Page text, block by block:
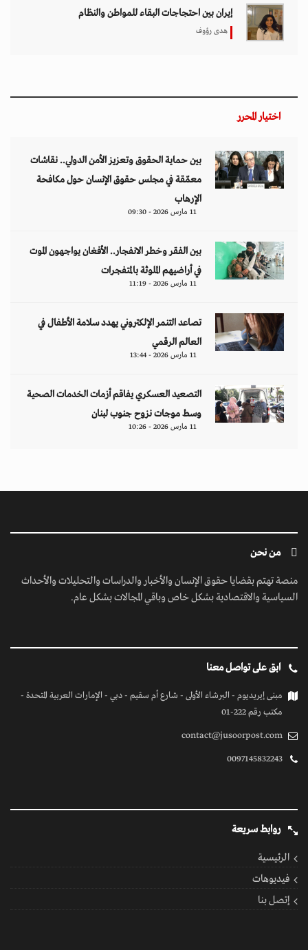
إيران بين احتجاجات البقاء للمواطن والنظام
هدى رؤوف
اختيار المحرر
بين حماية الحقوق وتعزيز الأمن الدولي.. نقاشات
معمّقة في مجلس حقوق الإنسان حول مكافحة
الإرهاب
11 مارس 2026 - 09:30
بين الفقر وخطر الانفجار.. الأفغان يواجهون الموت
في أراضيهم الملوثة بالمتفجرات
11 مارس 2026 - 11:19
تصاعد التنمر الإلكتروني يهدد سلامة الأطفال في
العالم الرقمي
11 مارس 2026 - 13:44
التصعيد العسكري يفاقم أزمات الخدمات الصحية
وسط موجات نزوح جنوب لبنان
11 مارس 2026 - 10:26
من نحن
منصة تهتم بقضايا حقوق الإنسان والأخبار والدراسات والتحليلات والأحداث
السياسية والاقتصادية بشكل خاص وباقي المجالات بشكل عام.
ابق على تواصل معنا
مبنى إيريديوم - البرشاء الأولى - شارع أم سقيم - دبي - الإمارات العربية المتحدة -
مكتب رقم 222-01
contact@jusoorpost.com
0097145832243
روابط سريعة
الرئيسية
فيديوهات
إتصل بنا